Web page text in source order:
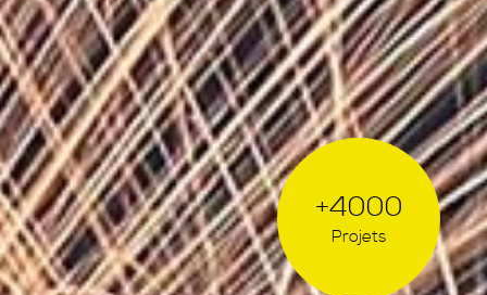
+4000
Projets